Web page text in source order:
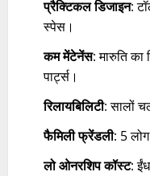
प्रैक्टिकल डिजाइन:
स्पेस।
कम मेंटेनेंस: मारुति
पार्ट्स।
रिलायबिलिटी: सालों
फैमिली फ्रेंडली: 5
लो ओनरशिप कॉस्ट: